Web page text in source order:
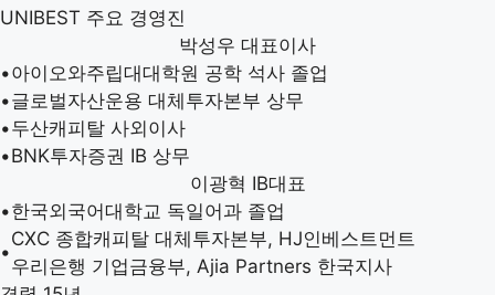
UNIBEST 주요 경영진
박성우 대표이사
•아이오와주립대대학원 공학 석사 졸업
•글로벌자산운용 대체투자본부 상무
•두산캐피탈 사외이사
•BNK투자증권 IB 상무
이광혁 IB대표
•한국외국어대학교 독일어과 졸업
•
CXC 종합캐피탈 대체투자본부, HJ인베스트먼트
우리은행 기업금융부, Ajia Partners 한국지사